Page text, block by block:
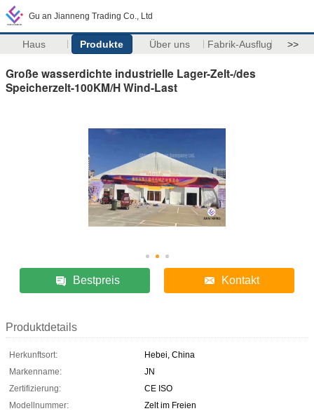
Gu an Jianneng Trading Co., Ltd
Haus Produkte Über uns Fabrik-Ausflug >>
Große wasserdichte industrielle Lager-Zelt-/des
Speicherzelt-100KM/H Wind-Last
Bestpreis Kontakt
Produktdetails
Herkunftsort:
Hebei, China
Markenname:
JN
Zertifizierung:
CE ISO
Modellnummer:
Zelt im Freien